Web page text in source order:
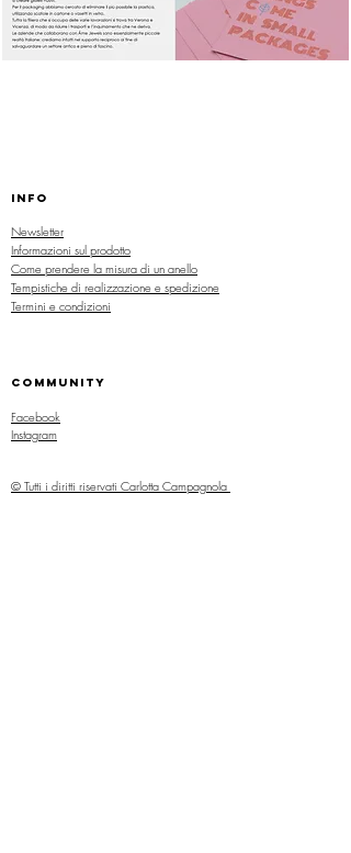
INFO
Newsletter
Informazioni sul prodotto
Come prendere la misura di un anello
Tempistiche di realizzazione e spedizione
Termini e condizioni
COMMUNITY
Facebook
Instagram
© Tutti i diritti riservati Carlotta Campagnola